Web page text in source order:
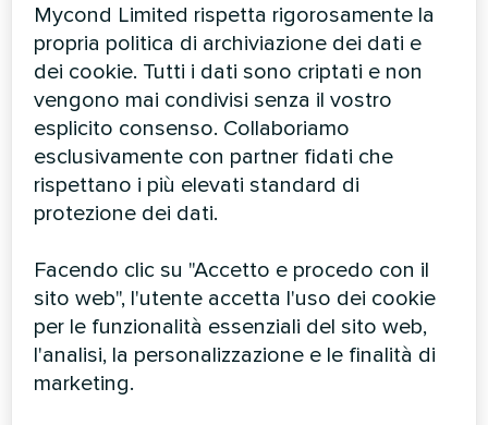
Ventilconvettori a parete di
design serie Silver Glass Wall
La nuova serie di ventilconvettori a parete Silver Glass
Wall è progettata per interni eccezionali. È ideale per
tutti i tipi di spazi abitativi e piccoli uffici. I modelli sono
progettati in stile moderno per adattarsi a qualsiasi
Capacità di raffreddamento: 0.70 ... 2,90 kW
Capacità di riscaldamento:0.96 ... 3.78 kW
PER SAPERNE DI PIÙ
Mycond Limited rispetta rigorosamente la
propria politica di archiviazione dei dati e
dei cookie. Tutti i dati sono criptati e non
vengono mai condivisi senza il vostro
esplicito consenso. Collaboriamo
esclusivamente con partner fidati che
rispettano i più elevati standard di
protezione dei dati.
Facendo clic su "Accetto e procedo con il
sito web", l'utente accetta l'uso dei cookie
per le funzionalità essenziali del sito web,
l'analisi, la personalizzazione e le finalità di
marketing.